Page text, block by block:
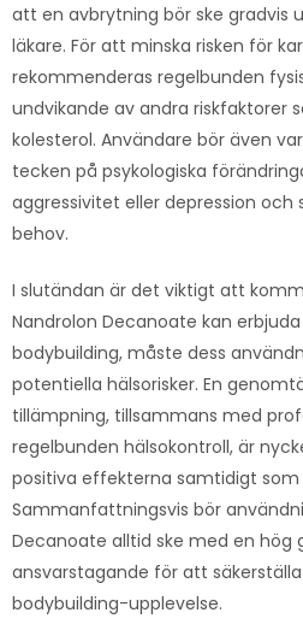
att en avbrytning bör ske gradvis
läkare. För att minska risken för
rekommenderas regelbunden
undvikande av andra riskfaktorer
kolesterol. Användare bör även
tecken på psykologiska
aggressivitet eller depression och
behov.
I slutändan är det viktigt att
Nandrolon Decanoate kan
bodybuilding, måste dess
potentiella hälsorisker. En
tillämpning, tillsammans med
regelbunden hälsokontroll, är
positiva effekterna samtidigt som
Sammanfattningsvis bör
Decanoate alltid ske med en
ansvarstagande för att
bodybuilding-upplevelse.